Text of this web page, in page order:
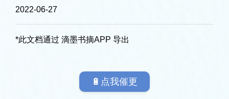
2022-06-27
*此文档通过 滴墨书摘APP 导出
🔋点我催更